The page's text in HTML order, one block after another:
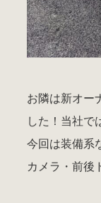
お隣は新オー
した！当社で
今回は装備系
カメラ・前後